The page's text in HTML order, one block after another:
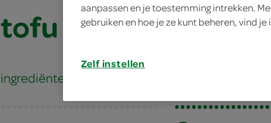
tofu saté
ingrediënten
aanpassen en je toestemming intrekken.
gebruiken en hoe je ze kunt beheren, vind
Zelf instellen